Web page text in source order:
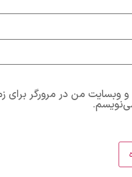
و وبسایت من در مرورگر برای